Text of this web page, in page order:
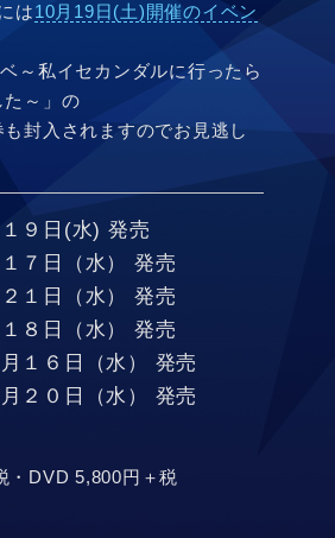
は10月19日(土)開催のイベン
～私イセカンダルに行ったら
た～」の
封入されますのでお見逃し
９日(水) 発売
７日（水） 発売
１日（水） 発売
８日（水） 発売
１６日（水） 発売
２０日（水） 発売
・DVD 5,800円＋税